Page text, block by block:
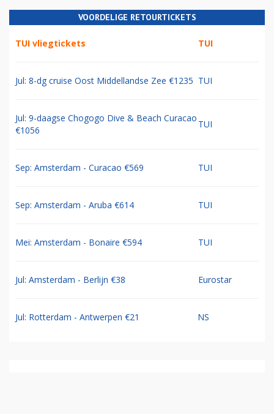
VOORDELIGE RETOURTICKETS
TUI vliegtickets TUI
Jul: 8-dg cruise Oost Middellandse Zee €1235 TUI
Jul: 9-daagse Chogogo Dive & Beach Curacao
€1056
TUI
Sep: Amsterdam - Curacao €569 TUI
Sep: Amsterdam - Aruba €614 TUI
Mei: Amsterdam - Bonaire €594 TUI
Jul: Amsterdam - Berlijn €38 Eurostar
Jul: Rotterdam - Antwerpen €21 NS